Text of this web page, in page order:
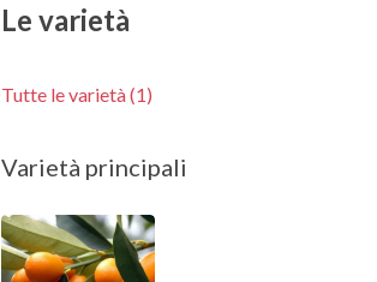
Le varietà
Tutte le varietà (1)
Varietà principali